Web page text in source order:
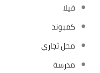
فيلا
كمبوند
محل تجاري
مدرسة